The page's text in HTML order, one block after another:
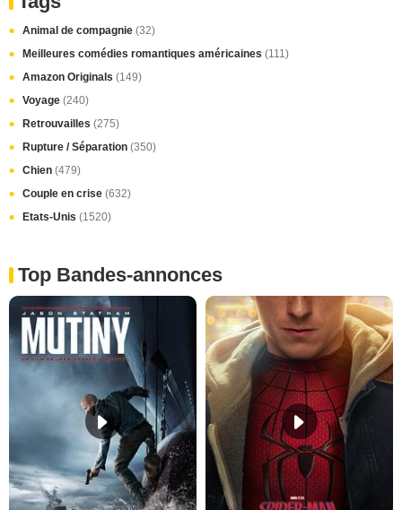
Animal de compagnie (32)
Meilleures comédies romantiques américaines (111)
Amazon Originals (149)
Voyage (240)
Retrouvailles (275)
Rupture / Séparation (350)
Chien (479)
Couple en crise (632)
Etats-Unis (1520)
Top Bandes-annonces